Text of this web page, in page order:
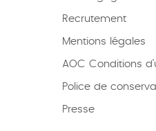
Recrutement
Mentions légales
AOC Conditions
Police de
Presse